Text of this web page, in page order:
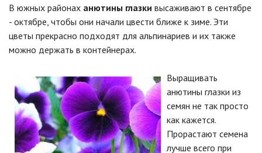
В южных районах анютины глазки высаживают в сентябре
- октябре, чтобы они начали цвести ближе к зиме. Эти
цветы прекрасно подходят для альпинариев и их также
можно держать в контейнерах.
Выращивать
анютины глазки из
семян не так просто
как кажется.
Прорастают семена
лучше всего при